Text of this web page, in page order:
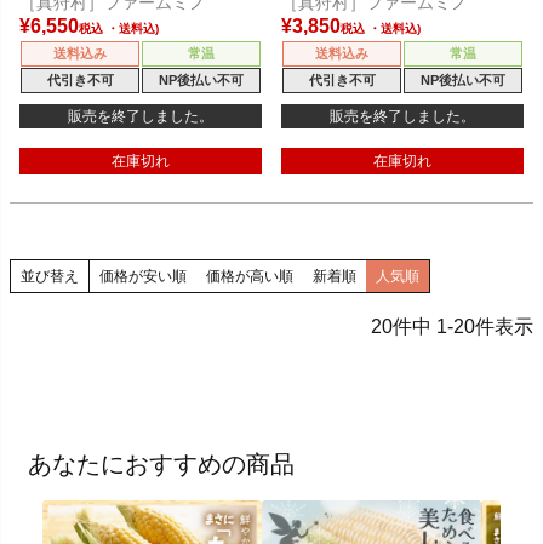
¥6,550税込
送料込み
常温
代引き不可
NP後払い不可
販売を終了しました。
在庫切れ
¥3,850税込
送料込み
常温
代引き不可
NP後払い不可
販売を終了しました。
在庫切れ
並び替え 価格が安い順 価格が高い順 新着順 人気順
20件中 1-20件表示
あなたにおすすめの商品